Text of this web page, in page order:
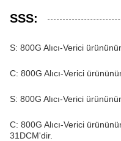
SSS:
S: 800G Alıcı-Verici
C: 800G Alıcı-Verici
S: 800G Alıcı-Verici
C: 800G Alıcı-Verici
31DCM'dir.